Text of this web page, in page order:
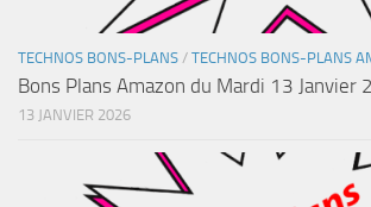
TECHNOS BONS-PLANS / TECHNOS BONS-PLANS
Bons Plans Amazon du Mardi 13 Janvier
13 JANVIER 2026